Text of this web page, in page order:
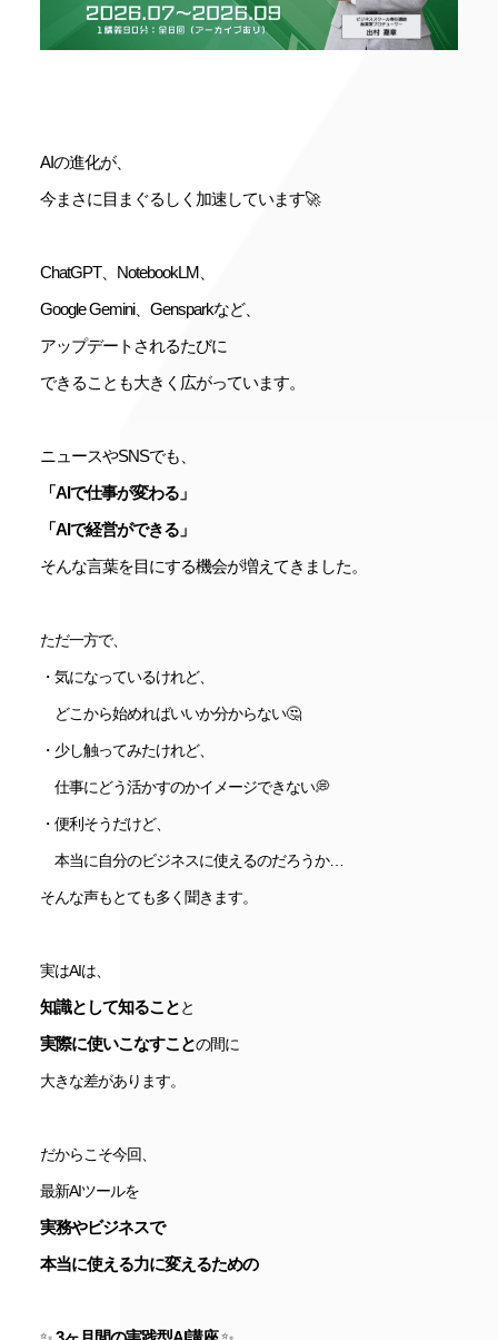
AIの進化が、
今まさに目まぐるしく加速しています🚀
ChatGPT、NotebookLM、
Google Gemini、Gensparkなど、
アップデートされるたびに
できることも大きく広がっています。
ニュースやSNSでも、
「AIで仕事が変わる」
「AIで経営ができる」
そんな言葉を目にする機会が増えてきました。
ただ一方で、
・気になっているけれど、
どこから始めればいいか分からない🤔
・少し触ってみたけれど、
仕事にどう活かすのかイメージできない💭
・便利そうだけど、
本当に自分のビジネスに使えるのだろうか…
そんな声もとても多く聞きます。
実はAIは、
知識として知ることと
実際に使いこなすことの間に
大きな差があります。
だからこそ今回、
最新AIツールを
実務やビジネスで
本当に使える力に変えるための